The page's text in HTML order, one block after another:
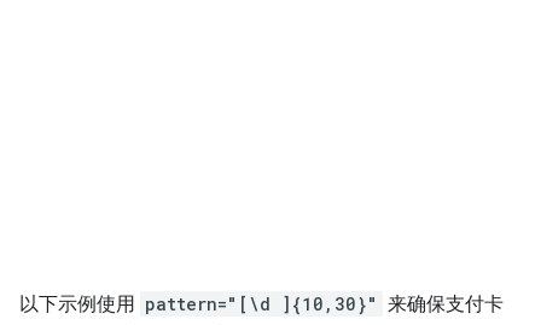
以下示例使用 pattern="[\d ]{10,30}" 来确保支付卡